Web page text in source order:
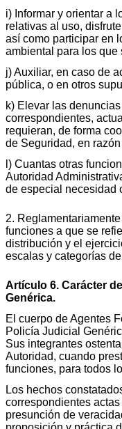
i) Informar y orientar a
relativas al uso,
así como participar en
ambiental para los que
j) Auxiliar, en caso de
pública, o en otros
k) Elevar las
correspondientes,
requieran, de forma
de Seguridad, en
l) Cuantas otras
Autoridad
de especial necesidad
2.
funciones a que se
distribución y el
escalas y categorías
Artículo 6. Carácter
Genérica.
El cuerpo de Agentes
Policía Judicial
Sus integrantes
Autoridad, cuando
funciones, para todos
Los hechos
correspondientes
presunción de